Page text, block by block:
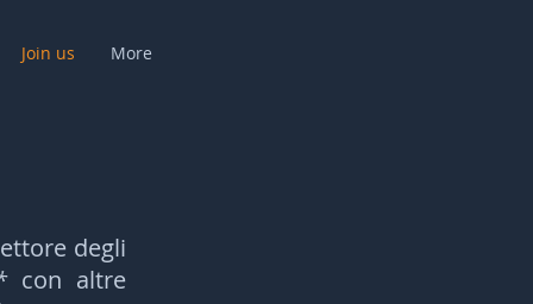
Join us More
degli
con altre